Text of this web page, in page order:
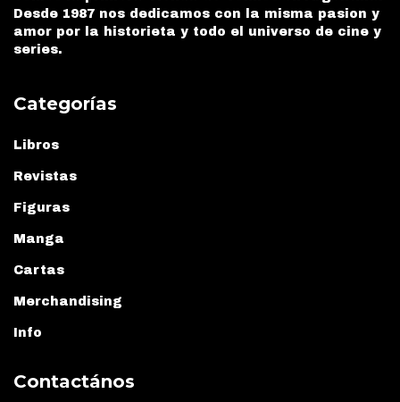
Desde 1987 nos dedicamos con la misma pasion y
amor por la historieta y todo el universo de cine y
series.
Categorías
Libros
Revistas
Figuras
Manga
Cartas
Merchandising
Info
Contactános